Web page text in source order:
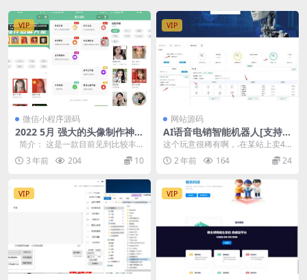
VIP
微信小程序源码
2022 5月 强大的头像制作神器
支持外卖CPS优惠劵小程序源
简介： 这是一款目前见到比较丰
富的头像制作小程序 拥有丰富的模
板,...3 年前 204 10
VIP
网站源码
AI语音电销智能机器人[支持人
工跟进+内附安装教程]
这个玩意很稀有啊，.在某站上卖4k
+的，完完整整，含非常完整的教
程，可根据业务场...
2 年前 164 24
VIP VIP